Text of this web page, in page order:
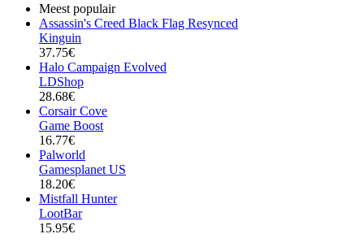
Meest populair
Assassin's Creed Black Flag Resynced
Kinguin
37.75€
Halo Campaign Evolved
LDShop
28.68€
Corsair Cove
Game Boost
16.77€
Palworld
Gamesplanet US
18.20€
Mistfall Hunter
LootBar
15.95€